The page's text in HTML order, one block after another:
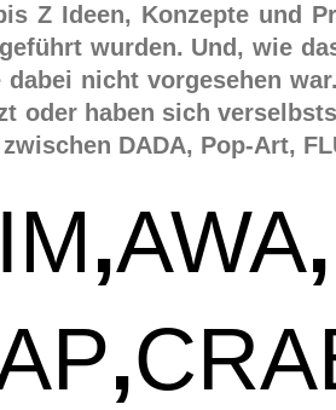
Z Ideen, Konzepte und
wurden. Und, wie
nicht vorgesehen
oder haben sich
DADA, Pop-Art,
,AWA,
,